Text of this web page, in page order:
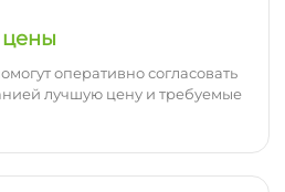
цены
оперативно согласовать
лучшую цену и требуемые